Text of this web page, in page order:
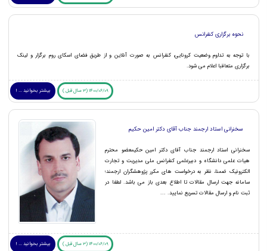
نحوه برگزاری کنفرانس
با توجه به تداوم وضعیت کرونایی، کنفرانس به صورت آنلاین و از طریق فضای اسکای روم برگزار و لینک
برگزاری متعاقبا اعلام می شود.
1400/06/09 (3 سال قبل ) بیشتر بخوانید ... !
سخنرانی استاد ارجمند جناب آقای دکتر امین حکیم
سخنرانی استاد ارجمند جناب آقای دکتر امین حکیمعضو محترم
هیات علمی دانشگاه و دبیرعلمی کنفرانس ملی مدیریت و تجارت
الکترونیک ضمنا، نظر به درخواست های مکرر پژوهشگران ارجمند؛
سامانه جهت ارسال مقالات تا اطلاع بعدی باز می باشد. لطفا در
ثبت نام و ارسال مقالات تسریع نمایید. ...
1400/06/09 (3 سال قبل ) بیشتر بخوانید ... !